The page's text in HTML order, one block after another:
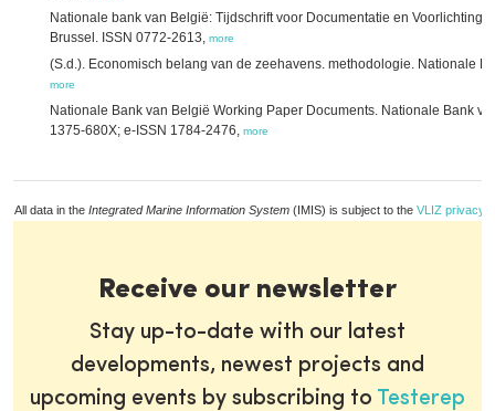
Nationale bank van België: Tijdschrift voor Documentatie en Voorlichting
Brussel. ISSN 0772-2613, more
(S.d.). Economisch belang van de zeehavens. methodologie. Nationale
more
Nationale Bank van België Working Paper Documents. Nationale Bank
1375-680X; e-ISSN 1784-2476, more
All data in the Integrated Marine Information System (IMIS) is subject to the VLIZ privacy
Receive our newsletter
Stay up-to-date with our latest
developments, newest projects and
upcoming events by subscribing to Testerep